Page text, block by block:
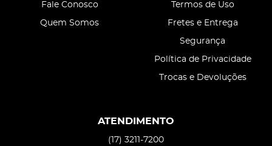
Fale Conosco
Quem Somos
Termos de Uso
Fretes e Entrega
Segurança
Política de Privacidade
Trocas e Devoluções
ATENDIMENTO
(17) 3211-7200